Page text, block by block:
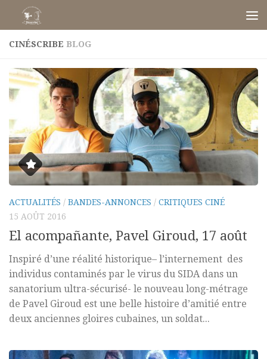
Skip to content
CINÉSCRIBE BLOG
ACTUALITÉS / BANDES-ANNONCES / CRITIQUES CINÉ
15 AOÛT 2016
El acompañante, Pavel Giroud, 17 août
Inspiré d’une réalité historique– l’internement des
individus contaminés par le virus du SIDA dans un
sanatorium ultra-sécurisé- le nouveau long-métrage
de Pavel Giroud est une belle histoire d’amitié entre
deux anciennes gloires cubaines, un soldat...